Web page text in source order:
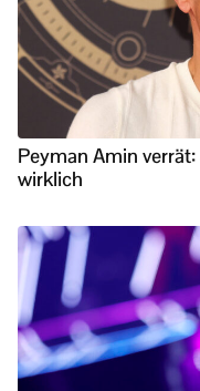
Peyman Amin verrät:
wirklich